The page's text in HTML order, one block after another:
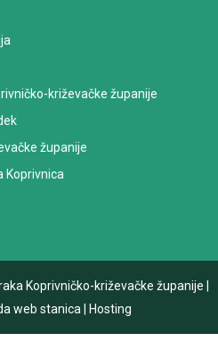
križevačke županije
županije
Koprivnica
Koprivničko-križevačke županije
web stanica Hosting